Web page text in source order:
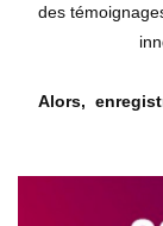
des
Alors,